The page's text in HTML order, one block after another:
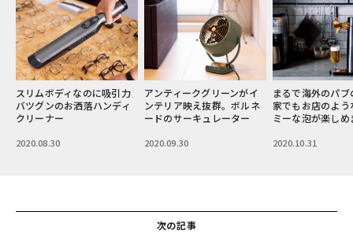
アンティークグリーンがイ
ンテリア映え抜群。ボルネ
ードのサーキュレーター
2020.09.30
まるで海外のパブのよう。
家でもお店のようなクリー
ミーな泡が楽しめます♡
2020.10.31
臨場感のある大
ドを楽しめる。ソ
ウンドバー
2020.11.30
次の記事